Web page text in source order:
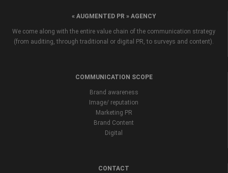
« AUGMENTED PR » AGENCY
We come along with the entire value chain of the communication strategy
(from auditing, through traditional or digital PR, to surveys and content).
COMMUNICATION SCOPE
Brand awareness
Image/ reputation
Marketing PR
Brand Content
Digital
CONTACT